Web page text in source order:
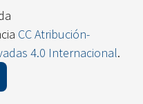
CC Atribución-
4.0 Internacional.